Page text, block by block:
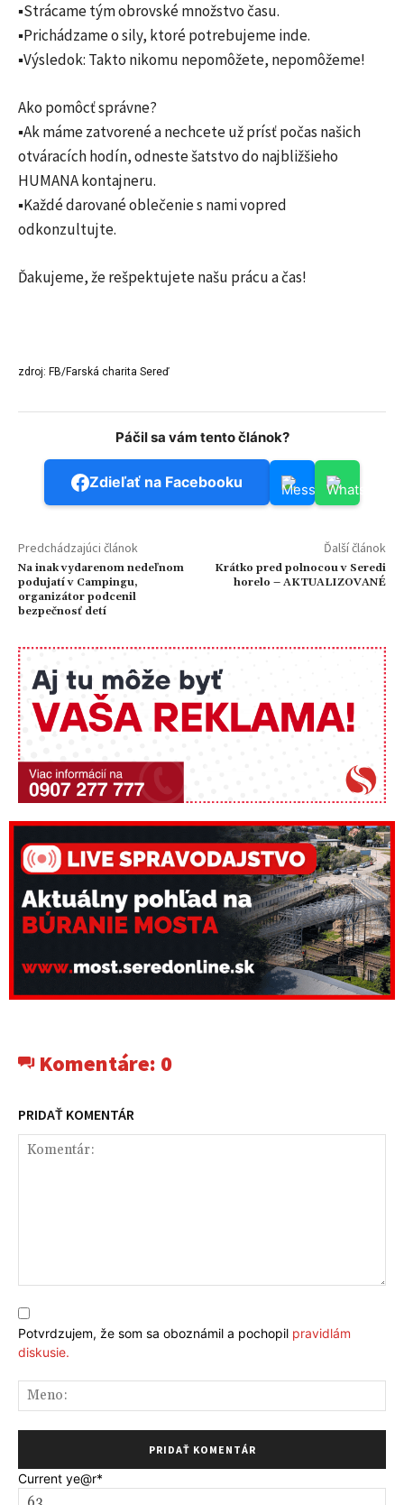
▪️Strácame tým obrovské množstvo času.
▪️Prichádzame o sily, ktoré potrebujeme inde.
▪️Výsledok: Takto nikomu nepomôžete, nepomôžeme!
Ako pomôcť správne?
▪️Ak máme zatvorené a nechcete už prísť počas našich
otváracích hodín, odneste šatstvo do najbližšieho
HUMANA kontajneru.
▪️Každé darované oblečenie s nami vopred
odkonzultujte.
Ďakujeme, že rešpektujete našu prácu a čas!
zdroj: FB/Farská charita Sereď
Páčil sa vám tento článok?
Zdieľať na Facebooku
Predchádzajúci článok
Na inak vydarenom nedeľnom
podujatí v Campingu,
organizátor podcenil
bezpečnosť detí
Ďalší článok
Krátko pred polnocou v Seredi
horelo – AKTUALIZOVANÉ
Komentáre: 0
PRIDAŤ KOMENTÁR
Potvrdzujem, že som sa oboznámil a pochopil pravidlám
diskusie.
Current ye@r*